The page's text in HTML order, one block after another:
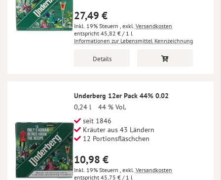
27,49 €
Inkl. 19% Steuern , exkl. Versandkosten
45,82 € / 1 l
Informationen zur Lebensmittel Kennzeichnung
Details
Underberg 12er Pack 44% 0.02
0,24 l
44 % Vol.
seit 1846
Kräuter aus 43 Ländern
12 Portionsfläschchen
10,98 €
Inkl. 19% Steuern , exkl. Versandkosten
45,75 € / 1 l